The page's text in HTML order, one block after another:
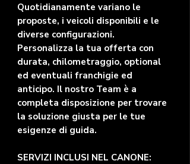
Quotidianamente variano le
proposte, i veicoli disponibili e le
diverse configurazioni.
Personalizza la tua offerta con
durata, chilometraggio, optional
ed eventuali franchigie ed
anticipo. Il nostro Team è a
completa disposizione per trovare
la soluzione giusta per le tue
esigenze di guida.
SERVIZI INCLUSI NEL CANONE: